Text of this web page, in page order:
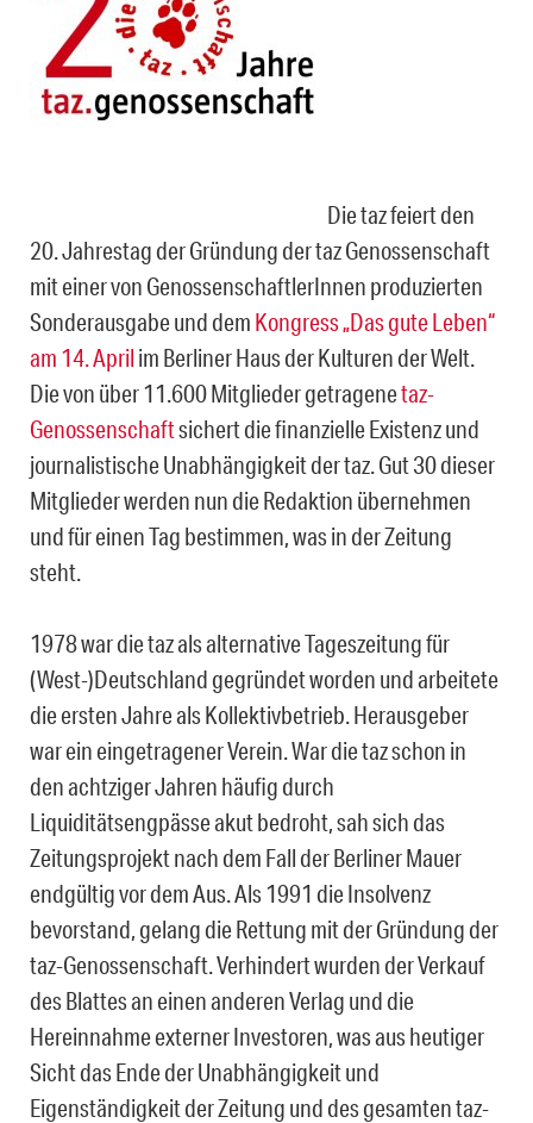
Die taz feiert den
20. Jahrestag der Gründung der taz Genossenschaft
mit einer von GenossenschaftlerInnen produzierten
Sonderausgabe und dem Kongress „Das gute Leben“
am 14. April im Berliner Haus der Kulturen der Welt.
Die von über 11.600 Mitglieder getragenetaz-
Genossenschaftsichert die finanzielle Existenz und
journalistische Unabhängigkeit der taz. Gut 30 dieser
Mitglieder werden nun die Redaktion übernehmen
und für einen Tag bestimmen, was in der Zeitung
steht.
1978 war die taz als alternative Tageszeitung für
(West-)Deutschland gegründet worden und arbeitete
die ersten Jahre als Kollektivbetrieb. Herausgeber
war ein eingetragener Verein. War die taz schon in
den achtziger Jahren häufig durch
Liquiditätsengpässe akut bedroht, sah sich das
Zeitungsprojekt nach dem Fall der Berliner Mauer
endgültig vor dem Aus. Als 1991 die Insolvenz
bevorstand, gelang die Rettung mit der Gründung der
taz-Genossenschaft. Verhindert wurden der Verkauf
des Blattes an einen anderen Verlag und die
Hereinnahme externer Investoren, was aus heutiger
Sicht das Ende der Unabhängigkeit und
Eigenständigkeit der Zeitung und des gesamten taz-